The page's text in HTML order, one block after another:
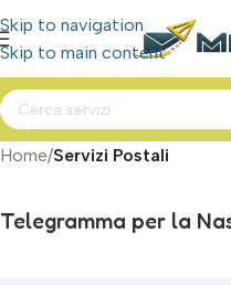
Skip to navigation
Skip to main content
Home Servizi Postali
Telegramma per la